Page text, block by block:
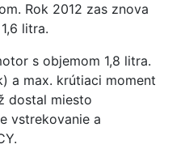
Rok 2012 zas znova
litra.
s objemom 1,8 litra.
a max. krútiaci moment
dostal miesto
vstrekovanie a